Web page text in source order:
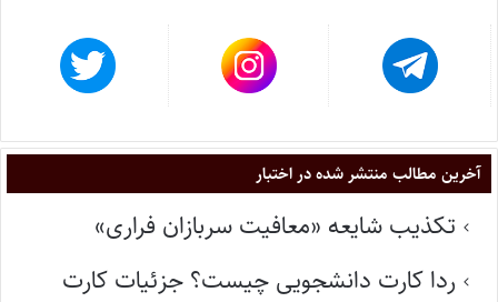
آخرین مطالب منتشر شده در اختبار
تکذیب شایعه «معافیت سربازان فراری»
ردا کارت دانشجویی چیست؟ جزئیات کارت